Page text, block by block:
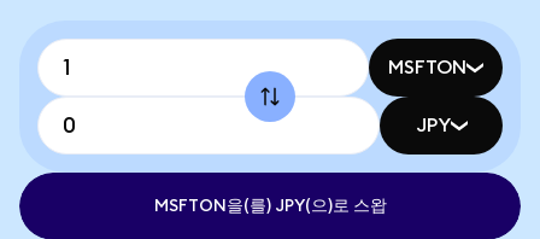
MSFTON
JPY
MSFTON을(를) JPY(으)로 스왑